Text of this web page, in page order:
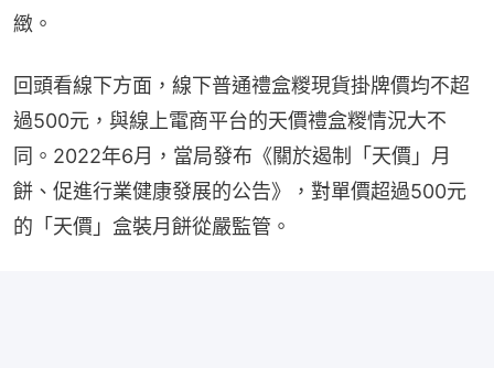
緻。
回頭看線下方面，線下普通禮盒糉現貨掛牌價均不超
過500元，與線上電商平台的天價禮盒糉情況大不
同。2022年6月，當局發布《關於遏制「天價」月
餅、促進行業健康發展的公告》，對單價超過500元
的「天價」盒裝月餅從嚴監管。